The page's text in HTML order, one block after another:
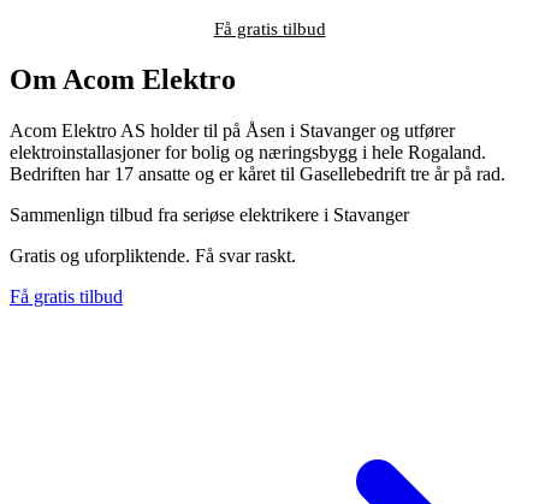
Få gratis tilbud
Om Acom Elektro
Acom Elektro AS holder til på Åsen i Stavanger og utfører
elektroinstallasjoner for bolig og næringsbygg i hele Rogaland.
Bedriften har 17 ansatte og er kåret til Gasellebedrift tre år på rad.
Sammenlign tilbud fra seriøse elektrikere i Stavanger
Gratis og uforpliktende. Få svar raskt.
Få gratis tilbud